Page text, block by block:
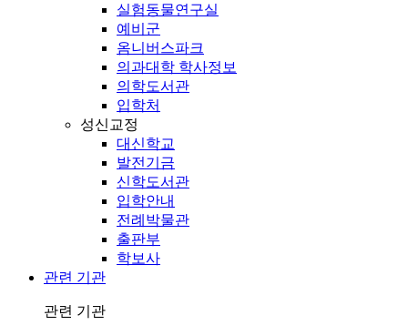
실험동물연구실
예비군
옴니버스파크
의과대학 학사정보
의학도서관
입학처
성신교정
대신학교
발전기금
신학도서관
입학안내
전례박물관
출판부
학보사
관련 기관
관련 기관